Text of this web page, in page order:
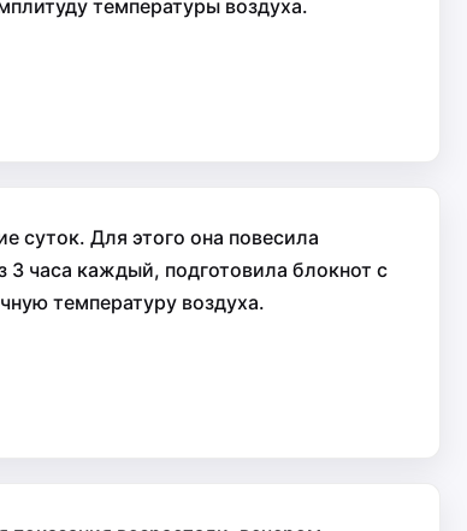
температуры воздуха.
суток. Для этого она повесила
3 часа каждый, подготовила блокнот с
температуру воздуха.